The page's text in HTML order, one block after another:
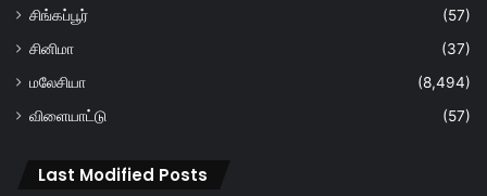
சிங்கப்பூர்
(57)
சினிமா
(37)
மலேசியா
(8,494)
விளையாட்டு
(57)
Last Modified Posts